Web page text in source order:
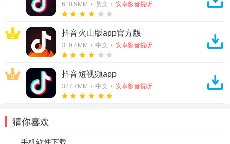
610.5MM / 英文 / 安卓影音视听
2 抖音火山版app官方版
319.4MM / 中文 / 安卓影音视听
3 抖音短视频app
327.7MM / 中文 / 安卓影音视听
猜你喜欢